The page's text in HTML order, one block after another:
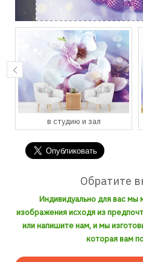
в студию и зал
Обратите
Индивидуально для вас
изображения исходя из
или напишите нам, и мы
которая вам